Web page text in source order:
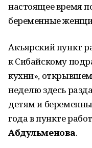
настоящее время
беременные
Акъярский пункт
к Сибайскому
кухни»,
неделю здесь
детям и
года в пункте
Абдульменова.